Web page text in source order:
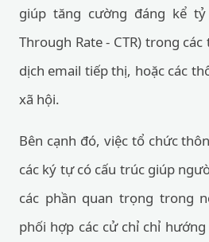
giúp tăng cường đáng kể
Through Rate - CTR) trong
dịch email tiếp thị, hoặc các
xã hội.
Bên cạnh đó, việc tổ chức
các ký tự có cấu trúc giúp
các phần quan trọng trong
phối hợp các cử chỉ chỉ